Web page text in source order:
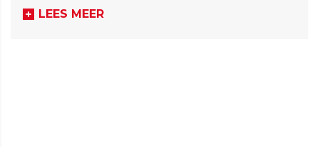
LEES MEER